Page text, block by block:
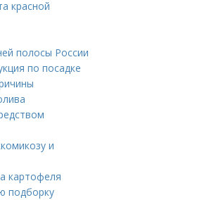
красной
полосы России
по посадке
и
картофеля
подборку